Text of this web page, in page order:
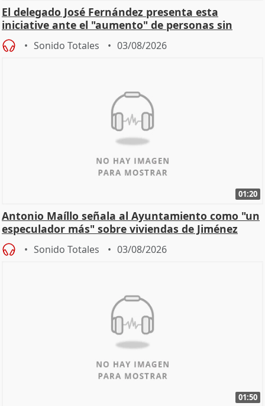
El delegado José Fernández presenta esta
iniciative ante el "aumento" de personas sin
hogar en Madri
Sonido Totales 03/08/2026
01:20
Antonio Maíllo señala al Ayuntamiento como "un
especulador más" sobre viviendas de Jiménez
Becerril
Sonido Totales 03/08/2026
01:50